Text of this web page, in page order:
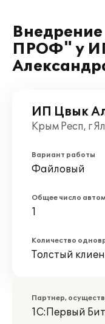
ПРОФ" у
ИП Цвык
Крым Респ, г
Вариант работы
Файловый
Общее число
1
Количество
Толстый
Партнер,
1С:Первый